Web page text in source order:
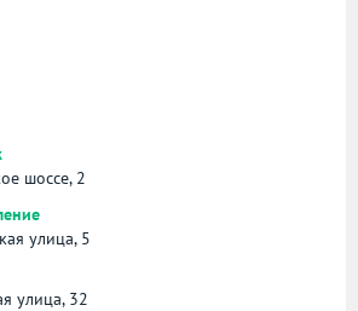
шоссе, 2
улица, 5
улица, 32